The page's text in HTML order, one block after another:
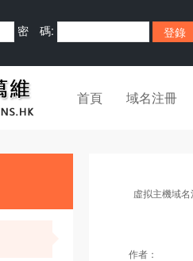
密 碼:
首頁 域名注冊
虛拟主機域
作者：